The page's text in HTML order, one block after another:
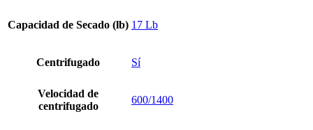
Capacidad de Secado (lb) 17 Lb
Centrifugado Sí
Velocidad de
centrifugado
600/1400